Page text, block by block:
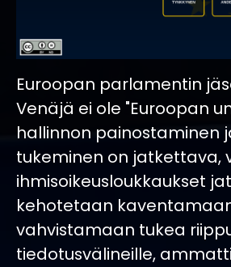
Euroopan parlamentin
Venäjä ei ole "Euroopan
hallinnon painostaminen
tukeminen on jatkettava,
ihmisoikeusloukkaukset
kehotetaan
vahvistamaan tukea
tiedotusvälineille,